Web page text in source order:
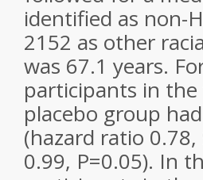
identified as non-
2152 as other
was 67.1 years.
participants in
placebo group
(hazard ratio
0.99, P=0.05). In